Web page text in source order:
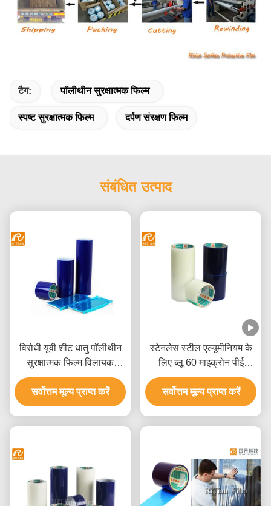
टैग: पॉलीथीन सुरक्षात्मक फिल्म
स्पष्ट सुरक्षात्मक फिल्म दर्पण संरक्षण फिल्म
संबंधित उत्पाद
विरोधी यूवी शीट धातु पॉलीथीन
सुरक्षात्मक फिल्म विलायक
आधारित चिपकने वाला:
सर्वोत्तम मूल्य प्राप्त करें
स्टेनलेस स्टील एल्यूमीनियम के
लिए ब्लू 60 माइक्रोन पीई
सुरक्षात्मक फिल्म
सर्वोत्तम मूल्य प्राप्त करें